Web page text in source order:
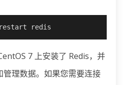
restart redis
7 上安装了 Redis，并
管理数据。如果您需要连接